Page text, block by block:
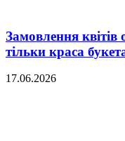
Замовлення
тільки краса
17.06.2026